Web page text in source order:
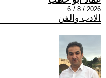
2026 / 8 / 6
الادب والفن